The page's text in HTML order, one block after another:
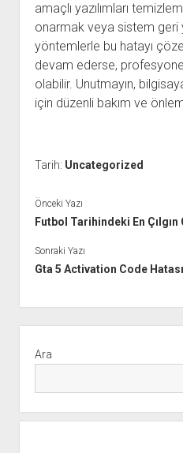
amaçlı yazılımları
onarmak veya sistem geri
yöntemlerle bu hatayı
devam ederse,
olabilir. Unutmayın,
için düzenli bakım ve
Tarih: Uncategorized
Önceki Yazı
Futbol Tarihindeki En
Sonraki Yazı
Gta 5 Activation Code
Menü
Ara